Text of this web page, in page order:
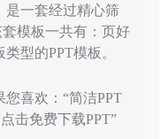
是一套经过精心筛
模板一共有：页好
型的PPT模板。
喜欢：“简洁PPT
击免费下载PPT”